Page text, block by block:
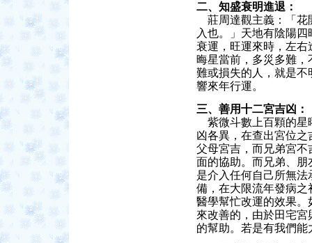
二、知盛衰明進退：
莊周達觀主義：「花
入也。」天地有陰陽
衰運，旺運來時，左
晦星當前，多災多難
難或損失的人，就是
響來年行運。
三、善用十二宮吉凶：
紫微斗數上百顆的星
凶各異，在查出宮位
父母宮吉，而兄弟宮
面的協助。而兄弟、
是介入任何自己所無
備，在大限流年發病
醫學幫忙改運的效果
來改善的，由於田宅
的幫助。若是有我們